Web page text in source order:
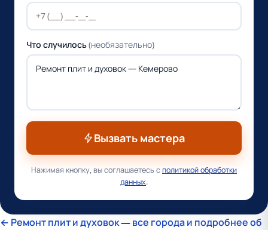
Что случилось(необязательно)
Вызвать мастера
Нажимая кнопку, вы соглашаетесь сполитикой обработки
данных.
← Ремонт плит и духовок — все города и подробнее об